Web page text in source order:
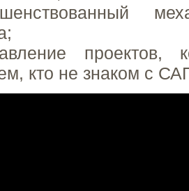
проектов,
кто не знаком с